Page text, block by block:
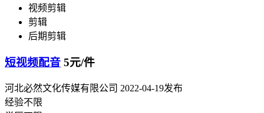
视频剪辑
剪辑
后期剪辑
短视频配音 5元/件
河北必然文化传媒有限公司 2022-04-19发布
经验不限